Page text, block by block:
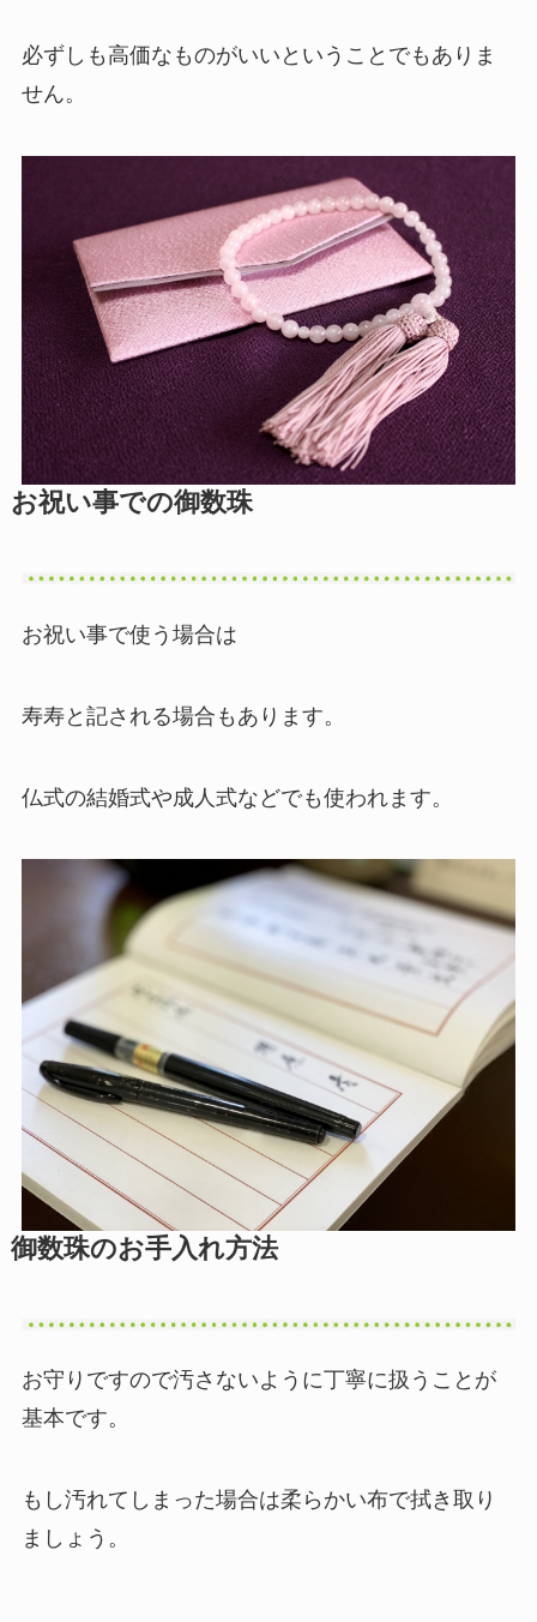
必ずしも高価なものがいいということでもありま
せん。
お祝い事での御数珠
お祝い事で使う場合は
寿寿と記される場合もあります。
仏式の結婚式や成人式などでも使われます。
御数珠のお手入れ方法
お守りですので汚さないように丁寧に扱うことが
基本です。
もし汚れてしまった場合は柔らかい布で拭き取り
ましょう。